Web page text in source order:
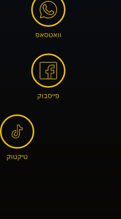
וואטסאפ
פייסבוק
טיקטוק